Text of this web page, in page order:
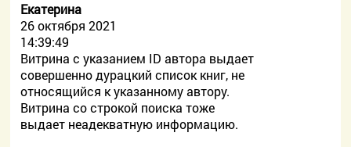
Екатерина
26 октября 2021
14:39:49
Витрина с указанием ID автора выдает
совершенно дурацкий список книг, не
относящийся к указанному автору.
Витрина со строкой поиска тоже
выдает неадекватную информацию.